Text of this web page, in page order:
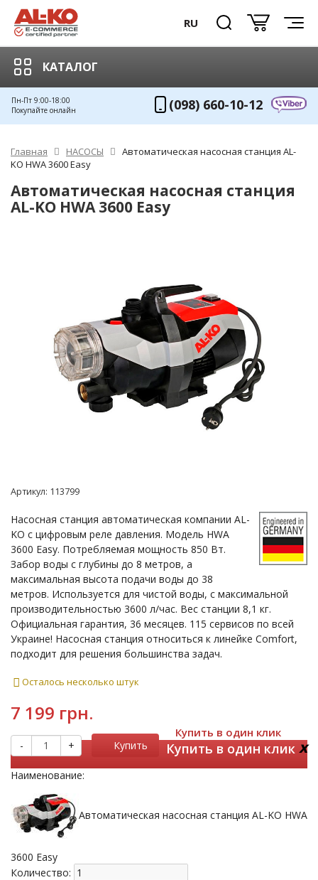
RU
КАТАЛОГ
Пн-Пт 9:00-18:00
Покупайте онлайн
(098) 660-10-12
Главная НАСОСЫ
Автоматическая насосная станция AL-
KO HWА 3600 Easy
Автоматическая насосная станция
AL-KO HWА 3600 Easy
Артикул: 113799
Насосная станция автоматическая компании AL-
KO с цифровым реле давления. Модель HWА
3600 Easy. Потребляемая мощность 850 Вт.
Забор воды с глубины до 8 метров, а
максимальная высота подачи воды до 38
метров. Используется для чистой воды, с максимальной
производительностью 3600 л/час. Вес станции 8,1 кг.
Официальная гарантия, 36 месяцев. 115 сервисов по всей
Украине! Насосная станция относиться к линейке Comfort,
подходит для решения большинства задач.
Осталось несколько штук
7 199 грн.
- + Купить
Купить в один клик
Купить в один клик x
Наименование:
Автоматическая насосная станция AL-KO HWА
3600 Easy
Количество: